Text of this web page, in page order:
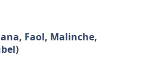
, Faol, Malinche,
)